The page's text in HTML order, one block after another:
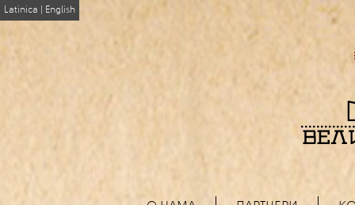
Latinica English